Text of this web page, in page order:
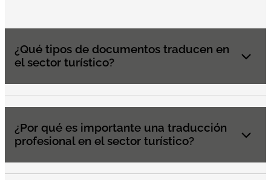
¿Qué tipos de documentos traducen en
el sector turístico?
¿Por qué es importante una traducción
profesional en el sector turístico?